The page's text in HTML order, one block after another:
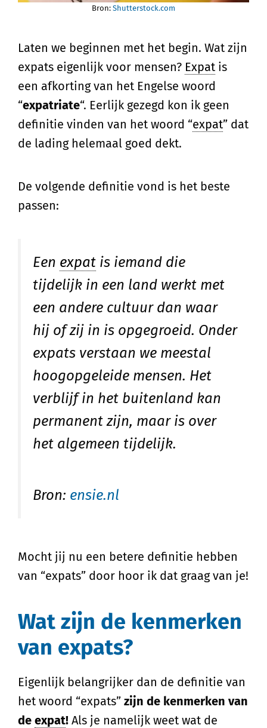
Bron: Shutterstock.com
Laten we beginnen met het begin. Wat zijn
expats eigenlijk voor mensen? Expat is
een afkorting van het Engelse woord
“expatriate“. Eerlijk gezegd kon ik geen
definitie vinden van het woord “expat” dat
de lading helemaal goed dekt.
De volgende definitie vond is het beste
passen:
Een expat is iemand die
tijdelijk in een land werkt met
een andere cultuur dan waar
hij of zij in is opgegroeid. Onder
expats verstaan we meestal
hoogopgeleide mensen. Het
verblijf in het buitenland kan
permanent zijn, maar is over
het algemeen tijdelijk.
Bron: ensie.nl
Mocht jij nu een betere definitie hebben
van “expats” door hoor ik dat graag van je!
Wat zijn de kenmerken
van expats?
Eigenlijk belangrijker dan de definitie van
het woord “expats” zijn de kenmerken van
de expat! Als je namelijk weet wat de